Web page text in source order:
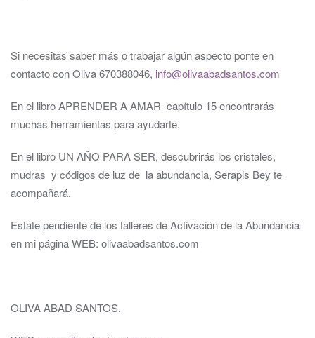
Si necesitas saber más o trabajar algún aspecto ponte en
contacto con Oliva 670388046, info@olivaabadsantos.com
En el libro APRENDER A AMAR capítulo 15 encontrarás
muchas herramientas para ayudarte.
En el libro UN AÑO PARA SER, descubrirás los cristales,
mudras y códigos de luz de la abundancia, Serapis Bey te
acompañará.
Estate pendiente de los talleres de Activación de la Abundancia
en mi página WEB: olivaabadsantos.com
OLIVA ABAD SANTOS.